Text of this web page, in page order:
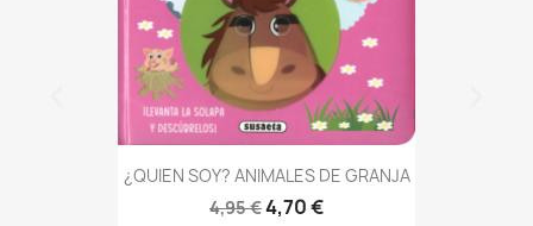
¿QUIEN SOY? ANIMALES DE GRANJA
4,95 €4,70 €